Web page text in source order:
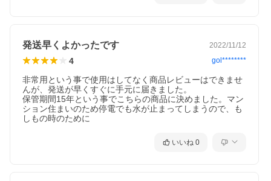
発送早くよかったです 2022/11/12
4 gol********
非常用という事で使用はしてなく商品レビューはできませ
んが、発送が早くすぐに手元に届きました。
保管期間15年という事でこちらの商品に決めました。マン
ション住まいのため停電でも水が止まってしまうので、も
しもの時のために
いいね 0